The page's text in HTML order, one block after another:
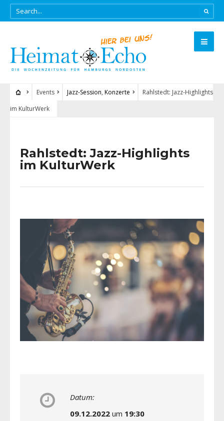
Events Jazz-Session, Konzerte
Rahlstedt: Jazz-Highlights
im KulturWerk
Rahlstedt: Jazz-Highlights
im KulturWerk
Datum:
09.12.2022 um 19:30